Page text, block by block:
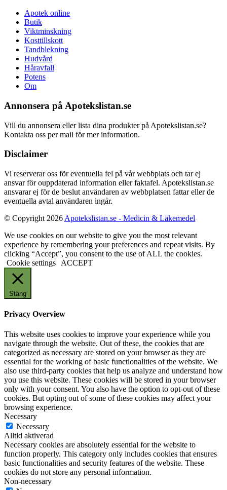
Apotek online
Butik
Viktminskning
Kosttillskott
Tandblekning
Hudvård
Håravfall
Potens
Om
Annonsera på Apotekslistan.se
Vill du annonsera eller lista dina produkter på Apotekslistan.se?
Kontakta oss per mail för mer information.
Disclaimer
Vi reserverar oss för eventuella fel på vår webbplats och tar ej
ansvar för ouppdaterad information eller faktafel. Apotekslistan.se
ansvarar ej för de beslut användaren av webbplatsen fattar eller de
eventuella avtal användaren ingår.
© Copyright 2026 Apotekslistan.se - Medicin & Läkemedel
We use cookies on our website to give you the most relevant
experience by remembering your preferences and repeat visits. By
clicking “Accept”, you consent to the use of ALL the cookies.
Cookie settings
ACCEPT
Stäng
Privacy Overview
This website uses cookies to improve your experience while you
navigate through the website. Out of these, the cookies that are
categorized as necessary are stored on your browser as they are
essential for the working of basic functionalities of the website. We
also use third-party cookies that help us analyze and understand how
you use this website. These cookies will be stored in your browser
only with your consent. You also have the option to opt-out of these
cookies. But opting out of some of these cookies may affect your
browsing experience.
Necessary
Necessary
Alltid aktiverad
Necessary cookies are absolutely essential for the website to
function properly. This category only includes cookies that ensures
basic functionalities and security features of the website. These
cookies do not store any personal information.
Non-necessary